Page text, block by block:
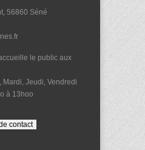
56860 Séné
le public aux
Jeudi, Vendredi
à 13hoo